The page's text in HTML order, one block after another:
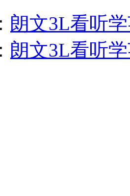
朗文3L看听
朗文3L看听